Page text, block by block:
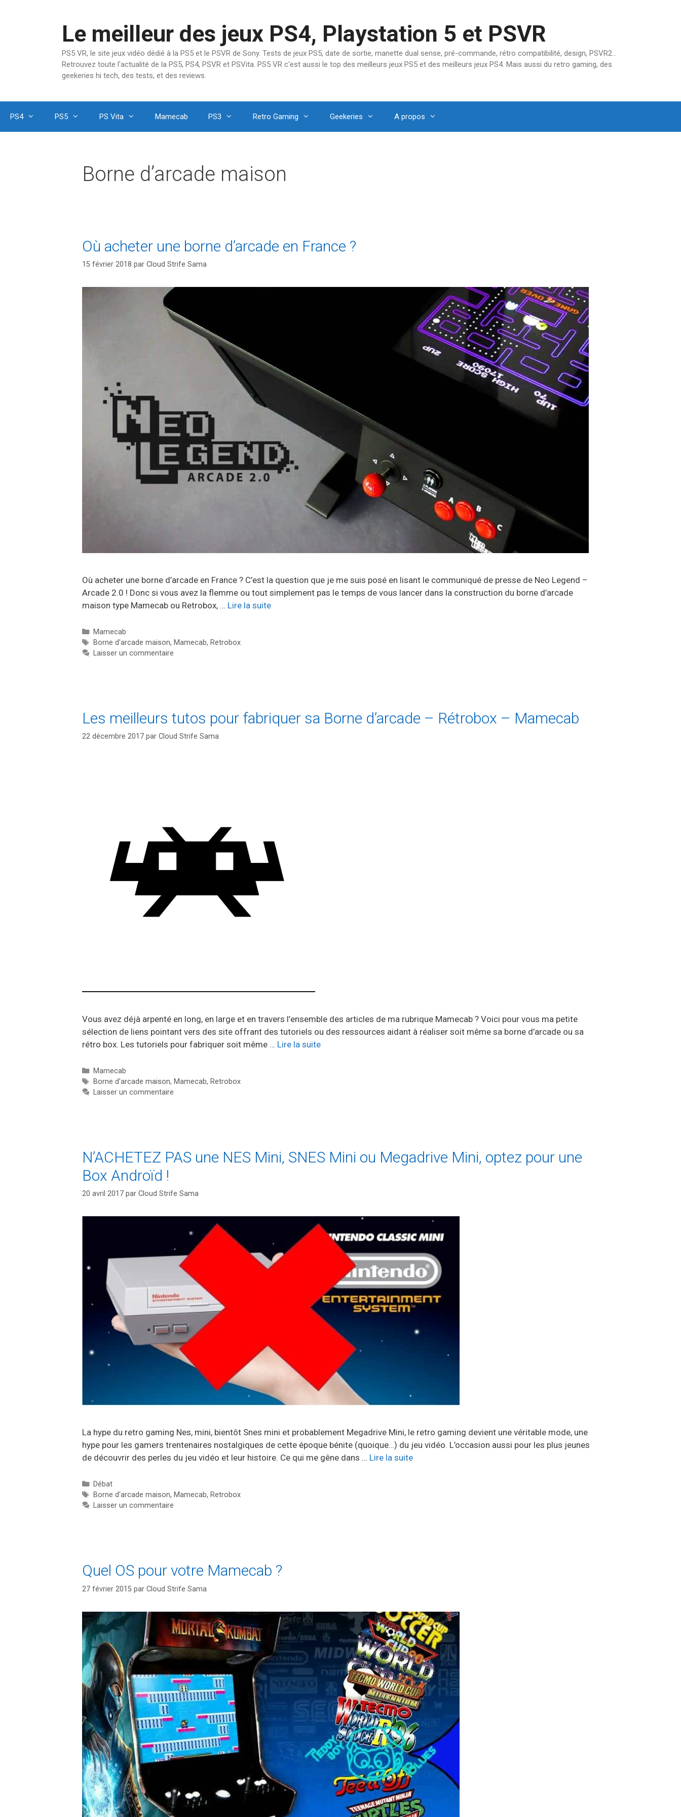
Le meilleur des jeux PS4, Playstation 5 et PSVR
PS5 VR, le site jeux vidéo dédié à la PS5 et le PSVR de Sony. Tests de jeux PS5, date de sortie, manette dual sense, pré-commande, rétro compatibilité, design, PSVR2…
Retrouvez toute l'actualité de la PS5, PS4, PSVR et PSVita. PS5 VR c'est aussi le top des meilleurs jeux PS5 et des meilleurs jeux PS4. Mais aussi du retro gaming, des
geekeries hi tech, des tests, et des reviews.
PS4 PS5 PS Vita Mamecab PS3 Retro Gaming Geekeries A propos
Borne d’arcade maison
Où acheter une borne d’arcade en France ?
15 février 2018 par Cloud Strife Sama
Où acheter une borne d’arcade en France ? C’est la question que je me suis posé en lisant le communiqué de presse de Neo Legend –
Arcade 2.0 ! Donc si vous avez la flemme ou tout simplement pas le temps de vous lancer dans la construction du borne d’arcade
maison type Mamecab ou Retrobox, … Lire la suite
Catégories
Mamecab
Étiquettes
Borne d'arcade maison, Mamecab, Retrobox
Laisser un commentaire
Les meilleurs tutos pour fabriquer sa Borne d’arcade – Rétrobox – Mamecab
22 décembre 2017 par Cloud Strife Sama
Vous avez déjà arpenté en long, en large et en travers l’ensemble des articles de ma rubrique Mamecab ? Voici pour vous ma petite
sélection de liens pointant vers des site offrant des tutoriels ou des ressources aidant à réaliser soit même sa borne d’arcade ou sa
rétro box. Les tutoriels pour fabriquer soit même … Lire la suite
Catégories
Mamecab
Étiquettes
Borne d'arcade maison, Mamecab, Retrobox
Laisser un commentaire
N’ACHETEZ PAS une NES Mini, SNES Mini ou Megadrive Mini, optez pour une
Box Androïd !
20 avril 2017 par Cloud Strife Sama
La hype du retro gaming Nes, mini, bientôt Snes mini et probablement Megadrive Mini, le retro gaming devient une véritable mode, une
hype pour les gamers trentenaires nostalgiques de cette époque bénite (quoique…) du jeu vidéo. L’occasion aussi pour les plus jeunes
de découvrir des perles du jeu vidéo et leur histoire. Ce qui me gêne dans … Lire la suite
Catégories
Débat
Étiquettes
Borne d'arcade maison, Mamecab, Retrobox
Laisser un commentaire
Quel OS pour votre Mamecab ?
27 février 2015 par Cloud Strife Sama